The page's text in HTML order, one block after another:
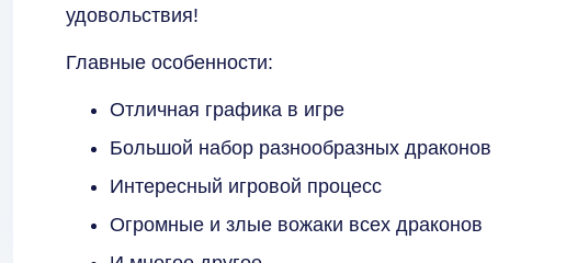
удовольствия!
Главные особенности:
Отличная графика в игре
Большой набор разнообразных драконов
Интересный игровой процесс
Огромные и злые вожаки всех драконов